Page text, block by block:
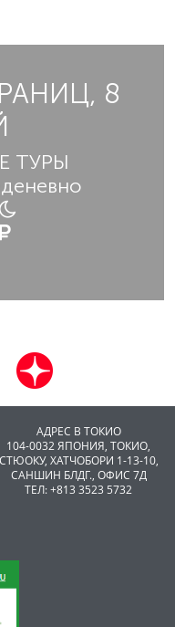
8
ТУРЫ
АДРЕС В ТОКИО
104-0032 ЯПОНИЯ, ТОКИО,
CТЮОКУ, ХАТЧОБОРИ 1-13-10,
САНШИН БЛДГ., ОФИС 7Д
ТЕЛ: +813 3523 5732